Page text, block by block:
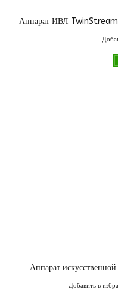
Аппарат ИВЛ
Аппарат
Добавить в